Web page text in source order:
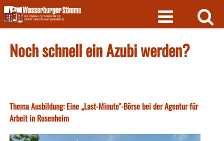
Skip
to
content
Noch schnell ein Azubi werden?
Thema Ausbildung: Eine „Last-Minute"-Börse bei der Agentur für
Arbeit in Rosenheim